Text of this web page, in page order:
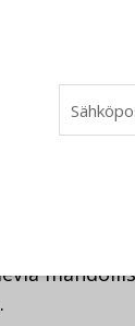
ajan
taidot ja
alaisen